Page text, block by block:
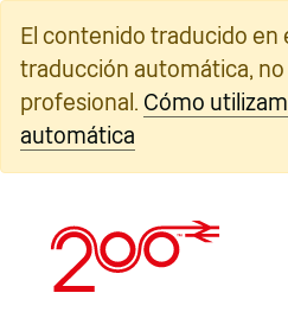
contenido
El contenido traducido en
traducción automática,
profesional. Cómo
automática